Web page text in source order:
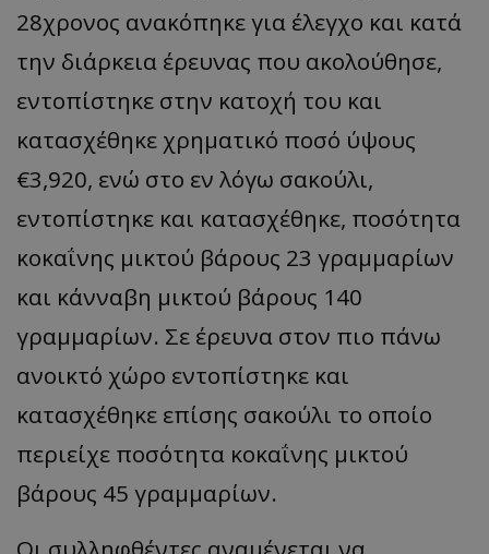
28χρονος ανακόπηκε για έλεγχο και κατά
την διάρκεια έρευνας που ακολούθησε,
εντοπίστηκε στην κατοχή του και
κατασχέθηκε χρηματικό ποσό ύψους
€3,920, ενώ στο εν λόγω σακούλι,
εντοπίστηκε και κατασχέθηκε, ποσότητα
κοκαΐνης μικτού βάρους 23 γραμμαρίων
και κάνναβη μικτού βάρους 140
γραμμαρίων. Σε έρευνα στον πιο πάνω
ανοικτό χώρο εντοπίστηκε και
κατασχέθηκε επίσης σακούλι το οποίο
περιείχε ποσότητα κοκαΐνης μικτού
βάρους 45 γραμμαρίων.